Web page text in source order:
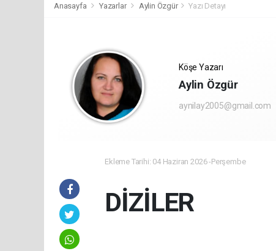
Anasayfa Yazarlar Aylin Özgür Yazı Detayı
Köşe Yazarı
Aylin Özgür
aynilay2005@gmail.com
Ekleme Tarihi: 04 Haziran 2026 -Perşembe
DİZİLER